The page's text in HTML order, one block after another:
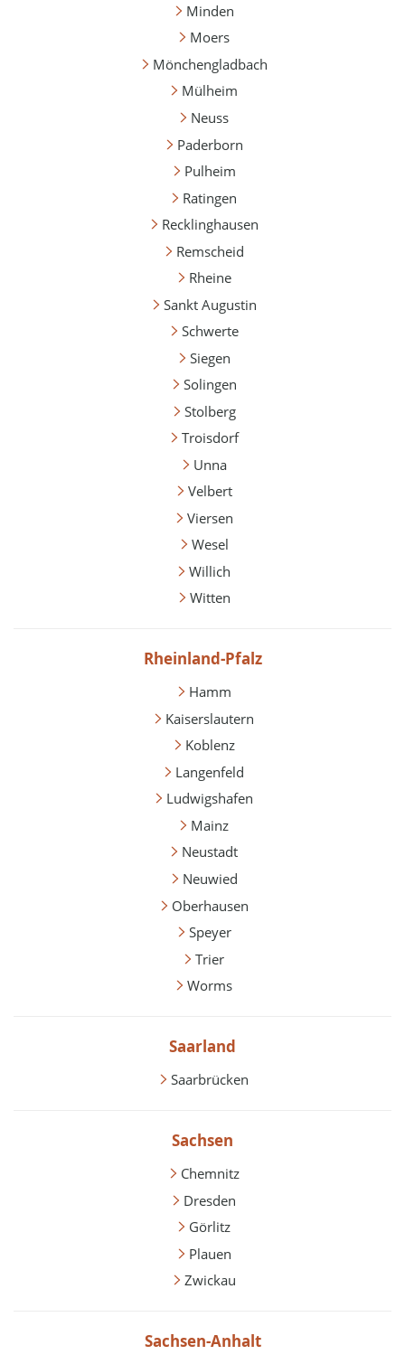
Minden
Moers
Mönchengladbach
Mülheim
Neuss
Paderborn
Pulheim
Ratingen
Recklinghausen
Remscheid
Rheine
Sankt Augustin
Schwerte
Siegen
Solingen
Stolberg
Troisdorf
Unna
Velbert
Viersen
Wesel
Willich
Witten
Rheinland-Pfalz
Hamm
Kaiserslautern
Koblenz
Langenfeld
Ludwigshafen
Mainz
Neustadt
Neuwied
Oberhausen
Speyer
Trier
Worms
Saarland
Saarbrücken
Sachsen
Chemnitz
Dresden
Görlitz
Plauen
Zwickau
Sachsen-Anhalt